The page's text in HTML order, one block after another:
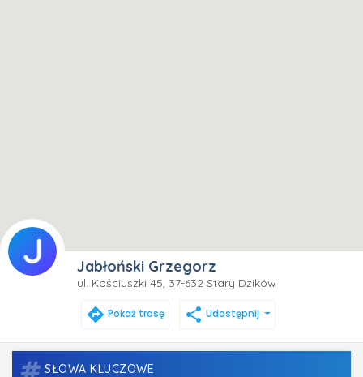
Jabłoński Grzegorz
ul. Kościuszki 45, 37-632 Stary Dzików
directions Pokaż trasę share Udostępnij
SŁOWA KLUCZOWE